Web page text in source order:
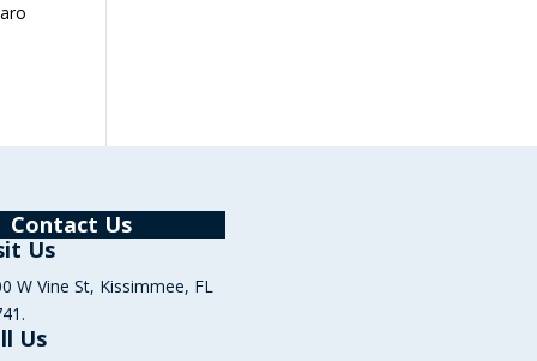
Contact Us
Us
W Vine St, Kissimmee, FL
Us